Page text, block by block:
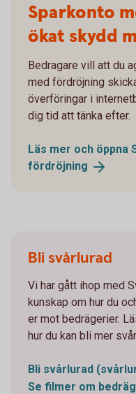
Sparkonto
ökat skydd
Bedragare vill att du
med fördröjning
överföringar i
dig tid att tänka efter.
Läs mer och öppna
fördröjning
Bli svårlurad
Vi har gått ihop med
kunskap om hur du
er mot bedrägerier.
hur du kan bli mer
Bli svårlurad
Se filmer om